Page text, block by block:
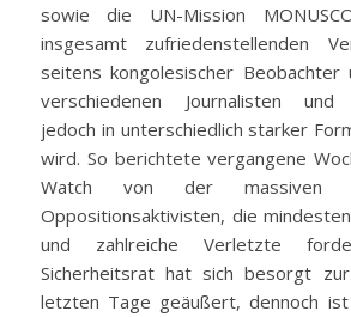
sowie die UN-Mission
insgesamt zufriedenstellenden
seitens kongolesischer Beobachter
verschiedenen Journalisten und
jedoch in unterschiedlich starker
wird. So berichtete vergangene
Watch von der massiven
Oppositionsaktivisten, die
und zahlreiche Verletzte
Sicherheitsrat hat sich besorgt
letzten Tage geäußert, dennoch